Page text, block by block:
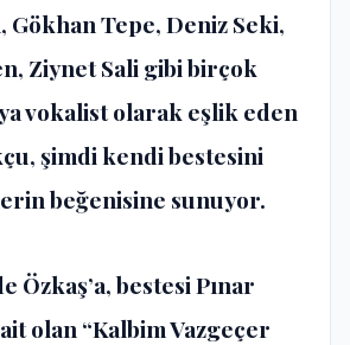
Gökhan Tepe, Deniz Seki,
Ziynet Sali gibi birçok
vokalist olarak eşlik eden
şimdi kendi bestesini
beğenisine sunuyor.
Özkaş’a, bestesi Pınar
olan “Kalbim Vazgeçer